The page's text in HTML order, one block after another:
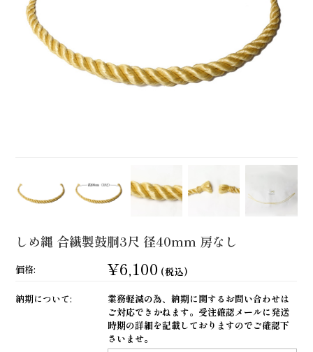
しめ縄 合繊製鼓胴3尺 径40mm 房なし
価格: ¥6,100 (税込)
納期について:
業務軽減の為、納期に関するお問い合わせは
ご対応できかねます。受注確認メールに発送
時期の詳細を記載しておりますのでご確認下
さいませ。